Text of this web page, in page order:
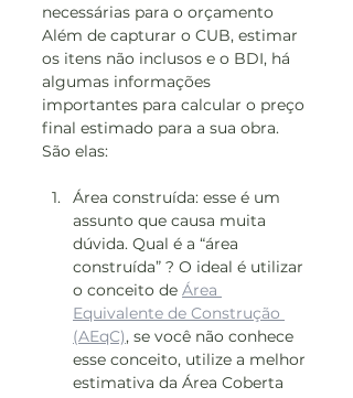
necessárias para o orçamento
Além de capturar o CUB, estimar
os itens não inclusos e o BDI, há
algumas informações
importantes para calcular o preço
final estimado para a sua obra.
São elas:
Área construída: esse é um
assunto que causa muita
dúvida. Qual é a “área
construída” ? O ideal é utilizar
o conceito de Área
Equivalente de Construção
(AEqC), se você não conhece
esse conceito, utilize a melhor
estimativa da Área Coberta